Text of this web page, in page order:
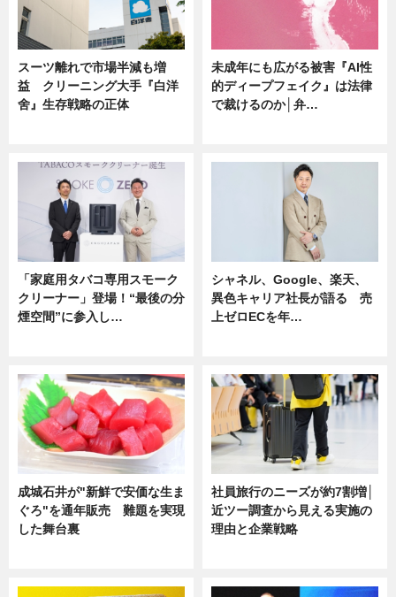
スーツ離れで市場半減も増
益 クリーニング大手『白洋
舍』生存戦略の正体
未成年にも広がる被害『AI性
的ディープフェイク』は法律
で裁けるのか│弁…
「家庭用タバコ専用スモーク
クリーナー」登場！“最後の分
煙空間”に参入し…
シャネル、Google、楽天、
異色キャリア社長が語る 売
上ゼロECを年…
成城石井が"新鮮で安価な生ま
ぐろ"を通年販売 難題を実現
した舞台裏
社員旅行のニーズが約7割増│
近ツー調査から見える実施の
理由と企業戦略